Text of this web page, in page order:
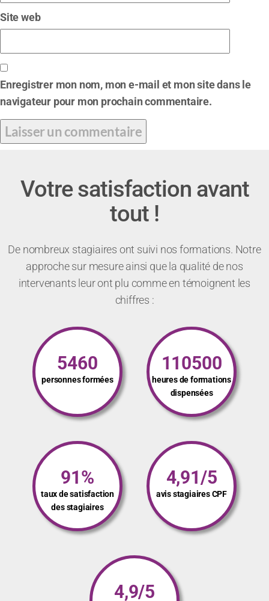
Site web
Enregistrer mon nom, mon e-mail et mon site dans le
navigateur pour mon prochain commentaire.
Votre satisfaction avant
tout !
De nombreux stagiaires ont suivi nos formations. Notre
approche sur mesure ainsi que la qualité de nos
intervenants leur ont plu comme en témoignent les
chiffres :
5460
personnes formées
110500
heures de formations
dispensées
91%
taux de satisfaction
des stagiaires
4,91/5
avis stagiaires CPF
4,9/5